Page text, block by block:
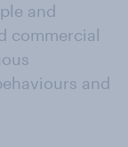
and
commercial
and